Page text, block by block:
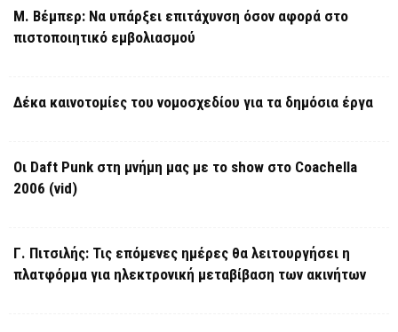
Μ. Βέμπερ: Να υπάρξει επιτάχυνση όσον αφορά στο
πιστοποιητικό εμβολιασμού
Δέκα καινοτομίες του νομοσχεδίου για τα δημόσια έργα
Οι Daft Punk στη μνήμη μας με το show στο Coachella
2006 (vid)
Γ. Πιτσιλής: Τις επόμενες ημέρες θα λειτουργήσει η
πλατφόρμα για ηλεκτρονική μεταβίβαση των ακινήτων